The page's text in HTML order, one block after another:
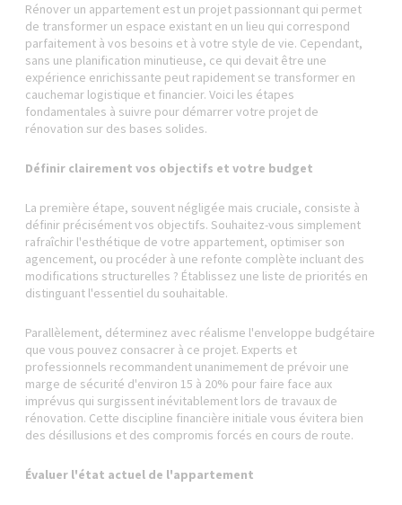
Rénover un appartement est un projet passionnant qui permet
de transformer un espace existant en un lieu qui correspond
parfaitement à vos besoins et à votre style de vie. Cependant,
sans une planification minutieuse, ce qui devait être une
expérience enrichissante peut rapidement se transformer en
cauchemar logistique et financier. Voici les étapes
fondamentales à suivre pour démarrer votre projet de
rénovation sur des bases solides.
Définir clairement vos objectifs et votre budget
La première étape, souvent négligée mais cruciale, consiste à
définir précisément vos objectifs. Souhaitez-vous simplement
rafraîchir l'esthétique de votre appartement, optimiser son
agencement, ou procéder à une refonte complète incluant des
modifications structurelles ? Établissez une liste de priorités en
distinguant l'essentiel du souhaitable.
Parallèlement, déterminez avec réalisme l'enveloppe budgétaire
que vous pouvez consacrer à ce projet. Experts et
professionnels recommandent unanimement de prévoir une
marge de sécurité d'environ 15 à 20% pour faire face aux
imprévus qui surgissent inévitablement lors de travaux de
rénovation. Cette discipline financière initiale vous évitera bien
des désillusions et des compromis forcés en cours de route.
Évaluer l'état actuel de l'appartement